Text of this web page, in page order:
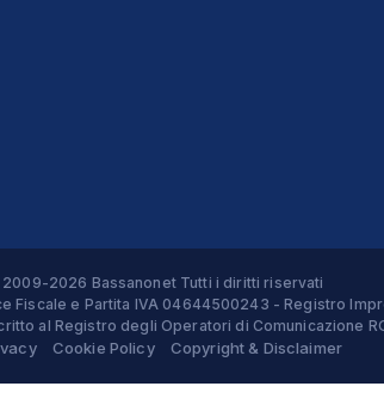
2026 Bassanonet Tutti i diritti riservati
Fiscale e Partita IVA 04644500243 - Registro
al Registro degli Operatori di Comunicazione
Cookie Policy Copyright & Disclaimer